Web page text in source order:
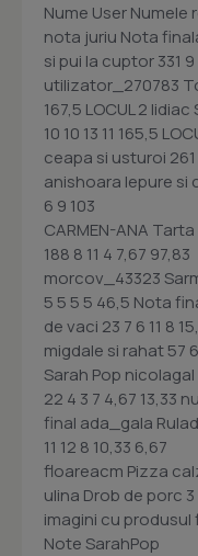
Nume User
nota juriu Nota
si pui la cuptor 331 9
utilizator_270783
167,5 LOCUL 2
10 10 13 11 165,5
ceapa si usturoi 261
anishoara Iepure si
6 9 103
CARMEN-ANA
188 8 11 4 7,67 97,83
morcov_43323
5 5 5 5 46,5 Nota
de vaci 23 7 6 11 8
migdale si rahat 57
Sarah Pop
22 4 3 7 4,67 13,33
final ada_gala
11 12 8 10,33 6,67
floareacm Pizza
ulina Drob de porc 3
imagini cu produsul
Note SarahPop